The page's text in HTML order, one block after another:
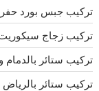
تركيب جبس بورد حفر
تركيب زجاج سيكوريت
تركيب ستائر بالدمام
تركيب ستائر بالرياض